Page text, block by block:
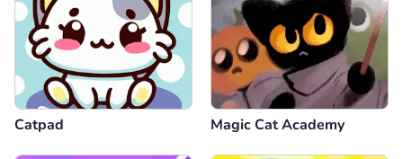
Catpad Magic Cat Academy